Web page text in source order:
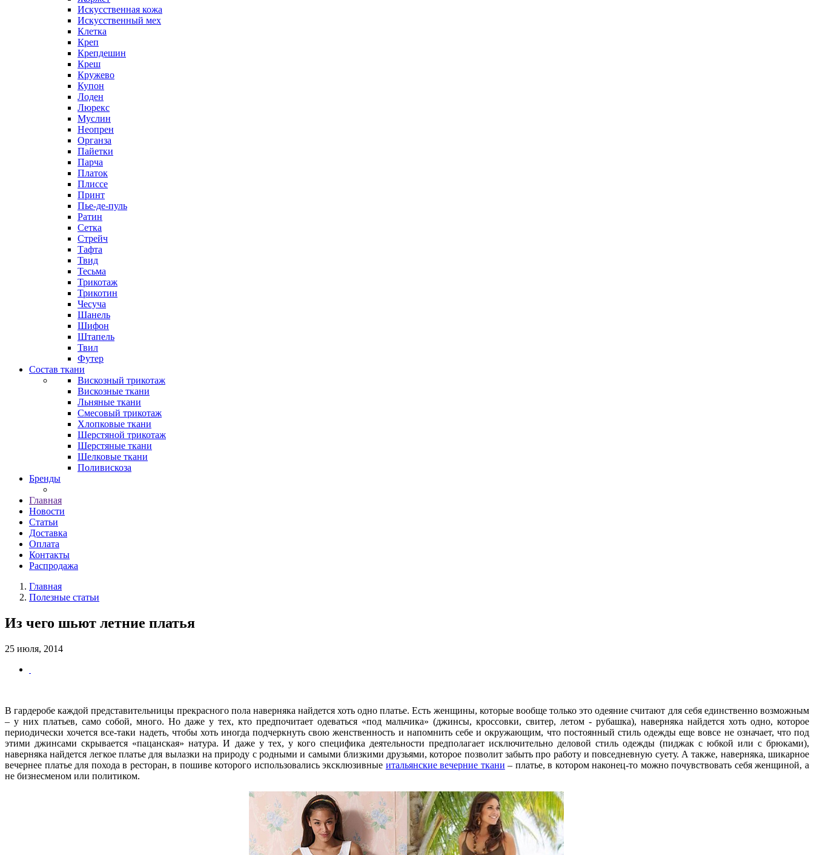
Искусственная кожа
Искусственный мех
Клетка
Креп
Крепдешин
Креш
Кружево
Купон
Лоден
Люрекс
Муслин
Неопрен
Органза
Пайетки
Парча
Платок
Плиссе
Принт
Пье-де-пуль
Ратин
Сетка
Стрейч
Тафта
Твид
Тесьма
Трикотаж
Трикотин
Чесуча
Шанель
Шифон
Штапель
Твил
Футер
Состав ткани
Вискозный трикотаж
Вискозные ткани
Льняные ткани
Смесовый трикотаж
Хлопковые ткани
Шерстяной трикотаж
Шерстяные ткани
Шелковые ткани
Поливискоза
Бренды
Главная
Новости
Статьи
Доставка
Оплата
Контакты
Распродажа
Главная
Полезные статьи
Из чего шьют летние платья
25 июля, 2014
В гардеробе каждой представительницы прекрасного пола наверняка найдется хоть одно платье. Есть женщины, которые вообще только это одеяние считают для себя единственно возможным
– у них платьев, само собой, много. Но даже у тех, кто предпочитает одеваться «под мальчика» (джинсы, кроссовки, свитер, летом - рубашка), наверняка найдется хоть одно, которое
периодически хочется все-таки надеть, чтобы хоть иногда подчеркнуть свою женственность и напомнить себе и окружающим, что постоянный стиль одежды еще вовсе не означает, что под
этими джинсами скрывается «пацанская» натура. И даже у тех, у кого специфика деятельности предполагает исключительно деловой стиль одежды (пиджак с юбкой или с брюками),
наверняка найдется легкое платье для вылазки на природу с родными и самыми близкими друзьями, которое позволит забыть про работу и повседневную суету. А также, наверняка, шикарное
вечернее платье для похода в ресторан, в пошиве которого использовались эксклюзивные итальянские вечерние ткани – платье, в котором наконец-то можно почувствовать себя женщиной, а
не бизнесменом или политиком.